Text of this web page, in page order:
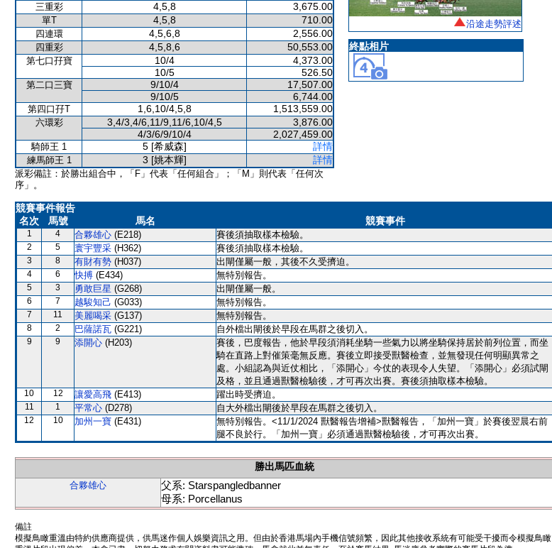
三重彩 4,5,8 3,675.00
單T 4,5,8 710.00
四連環 4,5,6,8 2,556.00
四重彩 4,5,8,6 50,553.00
第七口孖寶 10/4
4,373.00
10/5
526.50
第二口三寶 9/10/4
17,507.00
9/10/5
6,744.00
第四口孖T 1,6,10/4,5,8 1,513,559.00
六環彩 3,4/3,4/6,11/9,11/6,10/4,5
3,876.00
4/3/6/9/10/4
2,027,459.00
騎師王 1 5 [希威森] 詳情
練馬師王 1 3 [姚本輝] 詳情
派彩備註：於勝出組合中，「F」代表「任何組合」；「M」則代表「任何次
序」。
沿途走勢評述
終點相片
競賽事件報告
名次
馬號 馬名 競賽事件
1 4 合夥雄心 (E218) 賽後須抽取樣本檢驗。
2 5 寰宇豐采 (H362) 賽後須抽取樣本檢驗。
3 8 有財有勢 (H037) 出閘僅屬一般，其後不久受擠迫。
4 6 快搏 (E434) 無特別報告。
5 3 勇敢巨星 (G268) 出閘僅屬一般。
6 7 越駿知己 (G033) 無特別報告。
7 11 美麗喝采 (G137) 無特別報告。
8 2 巴薩諾瓦 (G221) 自外檔出閘後於早段在馬群之後切入。
9 9 添開心 (H203)
賽後，巴度報告，他於早段須消耗坐騎一些氣力以將坐騎保持居於前列位置，而坐
騎在直路上對催策毫無反應。賽後立即接受獸醫檢查，並無發現任何明顯異常之
處。小組認為與近仗相比，「添開心」今仗的表現令人失望。「添開心」必須試閘
及格，並且通過獸醫檢驗後，才可再次出賽。賽後須抽取樣本檢驗。
10 12 讓愛高飛 (E413) 躍出時受擠迫。
11 1 平常心 (D278) 自大外檔出閘後於早段在馬群之後切入。
12 10 加州一寶 (E431)
無特別報告。<11/1/2024 獸醫報告增補>獸醫報告，「加州一寶」於賽後翌晨右前
腿不良於行。「加州一寶」必須通過獸醫檢驗後，才可再次出賽。
勝出馬匹血統
合夥雄心
父系: Starspangledbanner
母系: Porcellanus
備註
模擬鳥瞰重溫由特約供應商提供，供馬迷作個人娛樂資訊之用。但由於香港馬場內手機信號頻繁，因此其他接收系統有可能受干擾而令模擬鳥瞰